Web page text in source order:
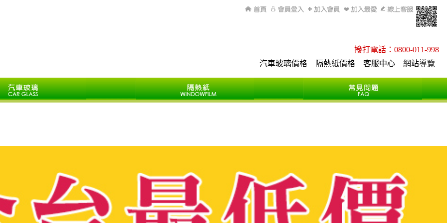
回首頁 會員登入 加入會員 加入最愛 線上客服
撥打電話：0800-011-998
汽車玻璃價格
隔熱紙價格 客服中心 網站導覽